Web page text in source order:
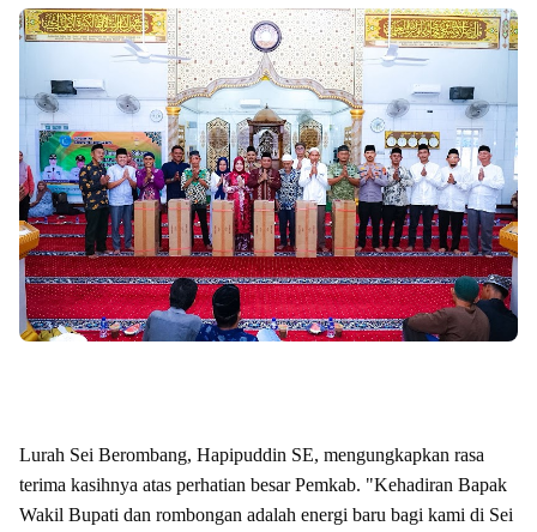
Lurah Sei Berombang, Hapipuddin SE, mengungkapkan rasa
terima kasihnya atas perhatian besar Pemkab. "Kehadiran Bapak
Wakil Bupati dan rombongan adalah energi baru bagi kami di Sei